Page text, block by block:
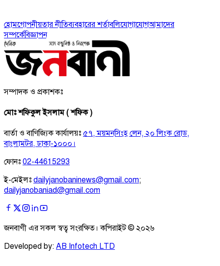
হোমগোপনীয়তার নীতিব্যবহারের শর্তাবলিযোগাযোগআমাদের
সম্পর্কেবিজ্ঞাপন
সম্পাদক ও প্রকাশকঃ
মোঃ শফিকুল ইসলাম ( শফিক )
বার্তা ও বাণিজ্যিক কার্যালয়ঃ ৫৭, ময়মনসিংহ লেন, ২০ লিংক রোড,
বাংলামটর, ঢাকা-১০০০।
ফোনঃ 02-44615293
ই-মেইলঃ dailyjanobaninews@gmail.com;
dailyjanobaniad@gmail.com
জনবাণী এর সকল স্বত্ব সংরক্ষিত। কপিরাইট © ২০২৬
Developed by: AB Infotech LTD